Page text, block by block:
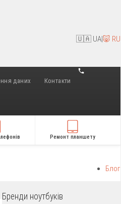
🇺🇦 UA|🐷 RU
даних Контакти
Ремонт планшету
Блог
Бренди ноутбуків